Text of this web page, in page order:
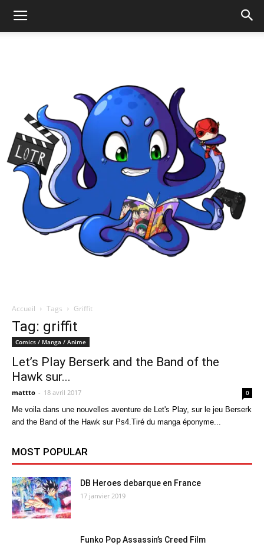
Accueil Tags Griffit
Tag: griffit
Comics / Manga / Anime
Let’s Play Berserk and the Band of the
Hawk sur...
mattto - 18 avril 2017 0
Me voila dans une nouvelles aventure de Let's Play, sur le jeu Berserk
and the Band of the Hawk sur Ps4.Tiré du manga éponyme...
MOST POPULAR
DB Heroes debarque en France
17 janvier 2019
Funko Pop Assassin’s Creed Film